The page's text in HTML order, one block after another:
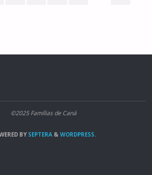
©2025 Famílias de Caná
BYSEPTERA & WORDPRESS.